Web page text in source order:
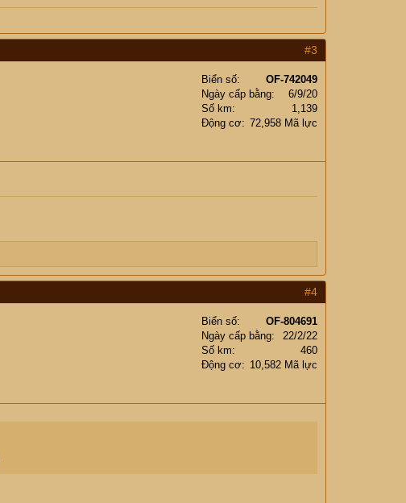
#3
Biển số
OF-742049
Ngày cấp bằng
6/9/20
Số km
1,139
Động cơ
72,958 Mã lực
#4
Biển số
OF-804691
Ngày cấp bằng
22/2/22
Số km
460
Động cơ
10,582 Mã lực